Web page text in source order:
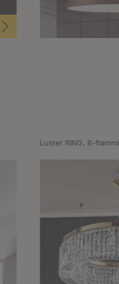
Luster RING, 8-